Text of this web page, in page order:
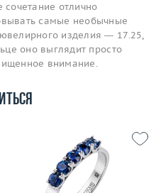
сочетание отлично
самые необычные
изделия — 17.25,
оно выглядит просто
внимание.